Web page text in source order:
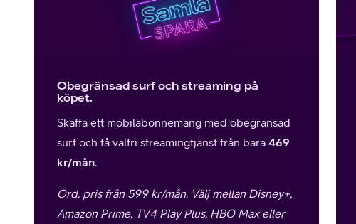
Alla smartwatches
4G/5G Surfplattor
Obegränsad surf och streaming på
köpet.
Skaffa ett mobilabonnemang med obegränsad
surf och få valfri streamingtjänst från bara 469
kr/mån.
Ord. pris från 599 kr/mån. Välj mellan Disney+,
Amazon Prime, TV4 Play Plus, HBO Max eller